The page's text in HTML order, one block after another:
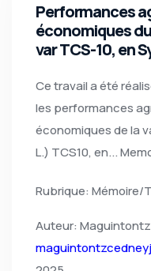
Performances
économiques
var TCS-10, en
Ce travail a été
les performances
économiques de la
L.) TCS10, en...
Rubrique: Mémoire/
Auteur: